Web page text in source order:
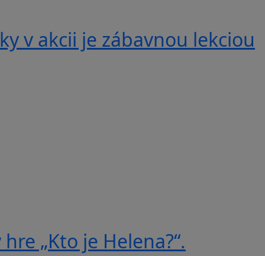
v akcii je zábavnou lekciou
„Kto je Helena?“.